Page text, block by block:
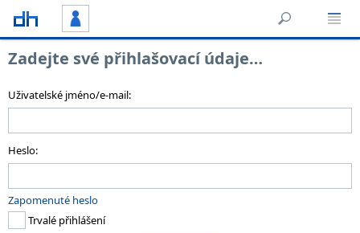
Zadejte své přihlašovací údaje…
Uživatelské jméno/e-mail:
Heslo:
Zapomenuté heslo
Trvalé přihlášení